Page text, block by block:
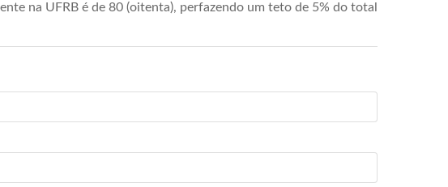
na UFRB é de 80 (oitenta), perfazendo um teto de 5% do total